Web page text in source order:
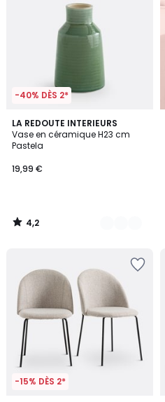
-40% DÈS 2*
LA REDOUTE INTERIEURS
Vase en céramique H23 cm
Pastela
19,99 €
4,2
/ 5
9
Couleurs
4,2
/
-15% DÈS 2*